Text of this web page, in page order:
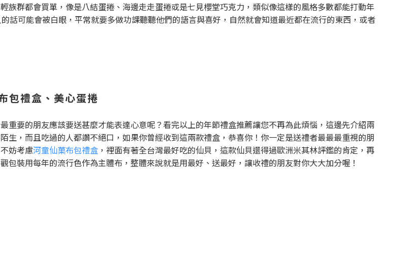
群都會買單，像是八結蛋捲、海邊走走蛋捲或是七見櫻堂巧克力，類似像這樣的風格多數都能打動年
話可能會被白眼，平常就要多做功課聽聽他們的語言與喜好，自然就會知道最近都在流行的東西，或者
包禮盒、美心蛋捲
重要的朋友應該要送甚麼才能表達心意呢？看完以上的年節禮盒推薦讓您不再為此煩惱，這邊先介紹兩
，而且吃過的人都讚不絕口，如果你曾經收到這兩款禮盒，恭喜你！你一定是送禮者最最最重視的朋
妨考慮河童仙菓布包禮盒 ，裡面有著全台灣最好吃的仙貝，這款仙貝還得過歐洲米其林評鑑的肯定，再
裝用每年的流行色作為主體布，整體來說就是用最好、送最好，讓收禮的朋友對你大大加分喔！